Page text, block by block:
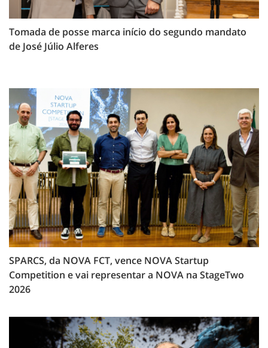
Tomada de posse marca início do segundo mandato
de José Júlio Alferes
SPARCS, da NOVA FCT, vence NOVA Startup
Competition e vai representar a NOVA na StageTwo
2026